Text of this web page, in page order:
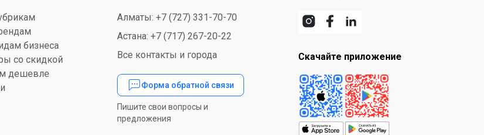
бизнеса
со скидкой
дешевле
Алматы: +7 (727) 331-70-70
Астана: +7 (717) 267-20-22
Все контакты и города
Форма обратной связи
Пишите свои вопросы и
предложения
Скачайте приложение